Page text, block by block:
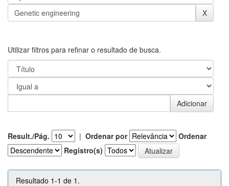
Utilizar filtros para refinar o resultado de busca.
Result./Pág. | Ordenar por
Ordenar
Registro(s)
Resultado 1-1 de 1.